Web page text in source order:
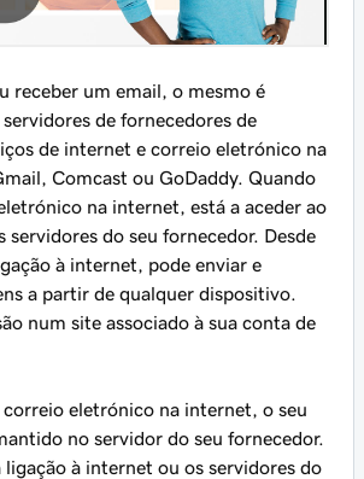
receber um email, o mesmo é
de fornecedores de
de internet e correio eletrónico na
Comcast ou GoDaddy. Quando
na internet, está a aceder ao
servidores do seu fornecedor. Desde
à internet, pode enviar e
a partir de qualquer dispositivo.
num site associado à sua conta de
eletrónico na internet, o seu
no servidor do seu fornecedor.
ligação à internet ou os servidores do